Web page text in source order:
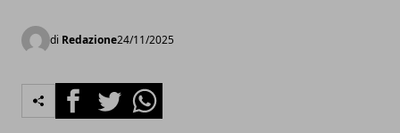
di Redazione24/11/2025
FacebookTwitterWhatsapp